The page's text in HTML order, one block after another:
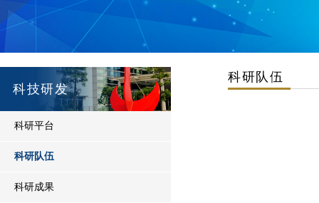
科技研发
科研平台
科研队伍
科研成果
科研队伍